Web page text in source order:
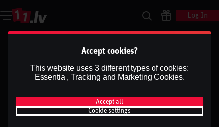
Log In
Ģenerāļa un Buļa Naglas |
8.Sezona 33.Epizode
Updated 13 May 2026
Accept cookies?
This website uses 3 different types of cookies:
Essential, Tracking and Marketing Cookies.
Accept all
Cookie settings